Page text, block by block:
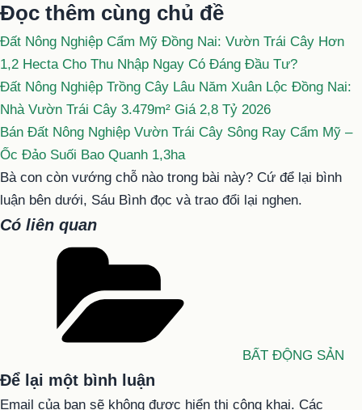
Đọc thêm cùng chủ đề
Đất Nông Nghiệp Cẩm Mỹ Đồng Nai: Vườn Trái Cây Hơn
1,2 Hecta Cho Thu Nhập Ngay Có Đáng Đầu Tư?
Đất Nông Nghiệp Trồng Cây Lâu Năm Xuân Lộc Đồng Nai:
Nhà Vườn Trái Cây 3.479m² Giá 2,8 Tỷ 2026
Bán Đất Nông Nghiệp Vườn Trái Cây Sông Ray Cẩm Mỹ –
Ốc Đảo Suối Bao Quanh 1,3ha
Bà con còn vướng chỗ nào trong bài này? Cứ để lại bình
luận bên dưới, Sáu Bình đọc và trao đổi lại nghen.
Có liên quan
BẤT ĐỘNG SẢN
Để lại một bình luận
Email của bạn sẽ không được hiển thị công khai. Các